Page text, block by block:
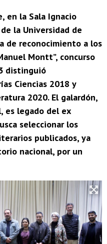
en la Sala Ignacio
la Universidad de
de reconocimiento a los
Montt”, concurso
distinguió
Ciencias 2018 y
2020. El galardón,
es legado del ex
seleccionar los
publicados, ya
nacional, por un